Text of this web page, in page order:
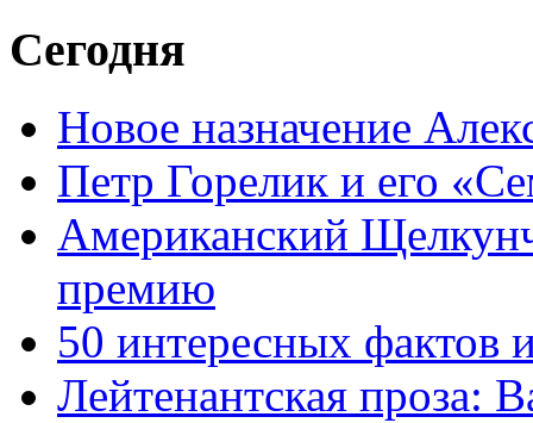
Сегодня
Новое назначение
Петр Горелик и его
Американский
премию
50 интересных фактов
Лейтенантская проза: